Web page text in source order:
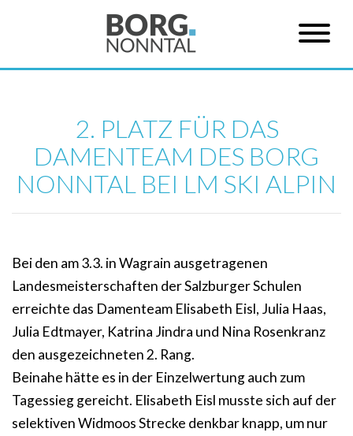
2. PLATZ FÜR DAS
DAMENTEAM DES BORG
NONNTAL BEI LM SKI ALPIN
Bei den am 3.3. in Wagrain ausgetragenen
Landesmeisterschaften der Salzburger Schulen
erreichte das Damenteam Elisabeth Eisl, Julia Haas,
Julia Edtmayer, Katrina Jindra und Nina Rosenkranz
den ausgezeichneten 2. Rang.
Beinahe hätte es in der Einzelwertung auch zum
Tagessieg gereicht. Elisabeth Eisl musste sich auf der
selektiven Widmoos Strecke denkbar knapp, um nur